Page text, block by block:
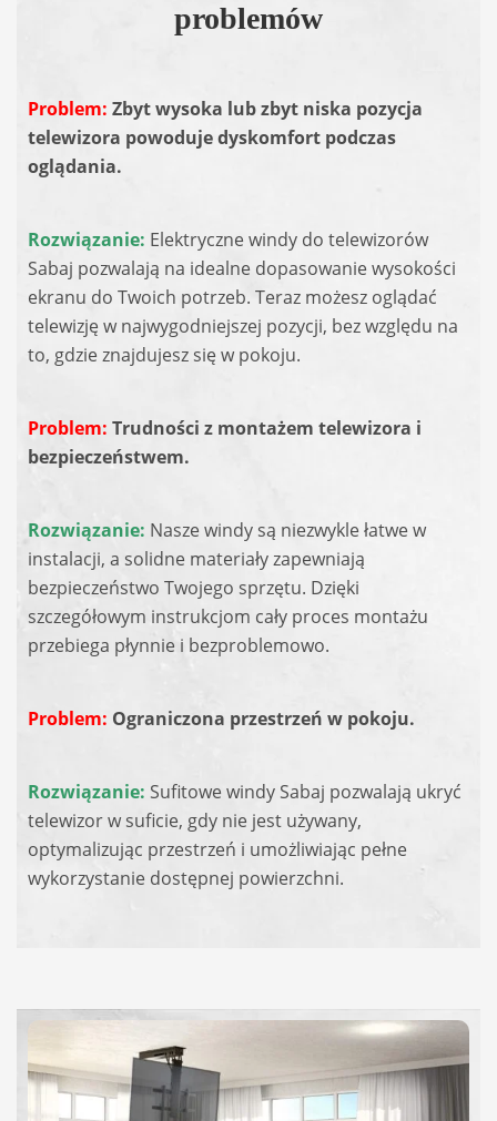
problemów
Problem: Zbyt wysoka lub zbyt niska pozycja
telewizora powoduje dyskomfort podczas
oglądania.
Rozwiązanie: Elektryczne windy do telewizorów
Sabaj pozwalają na idealne dopasowanie wysokości
ekranu do Twoich potrzeb. Teraz możesz oglądać
telewizję w najwygodniejszej pozycji, bez względu na
to, gdzie znajdujesz się w pokoju.
Problem: Trudności z montażem telewizora i
bezpieczeństwem.
Rozwiązanie: Nasze windy są niezwykle łatwe w
instalacji, a solidne materiały zapewniają
bezpieczeństwo Twojego sprzętu. Dzięki
szczegółowym instrukcjom cały proces montażu
przebiega płynnie i bezproblemowo.
Problem: Ograniczona przestrzeń w pokoju.
Rozwiązanie: Sufitowe windy Sabaj pozwalają ukryć
telewizor w suficie, gdy nie jest używany,
optymalizując przestrzeń i umożliwiając pełne
wykorzystanie dostępnej powierzchni.